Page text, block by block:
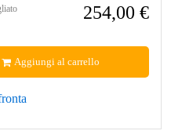
254,00 €
Aggiungi al carrello